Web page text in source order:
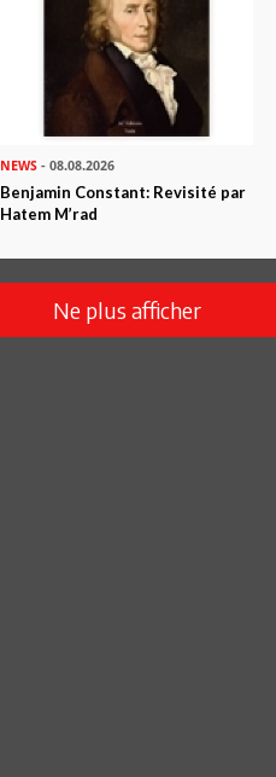
NEWS - 08.08.2026
Benjamin Constant: Revisité par
Hatem M’rad
Ne plus afficher